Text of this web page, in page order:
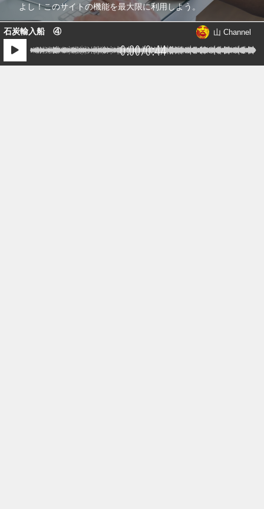
1件の音源が送られています。
0:00/0:44
石炭輸入船 ④ 山 Channel
よし！このサイトの機能を最大限に利用しよう。